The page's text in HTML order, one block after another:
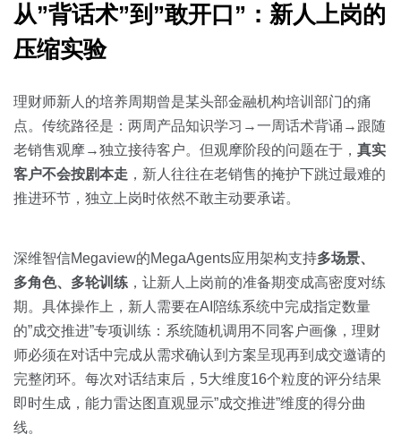
从”背话术”到”敢开口”：新人上岗的
压缩实验
理财师新人的培养周期曾是某头部金融机构培训部门的痛
点。传统路径是：两周产品知识学习→一周话术背诵→跟随
老销售观摩→独立接待客户。但观摩阶段的问题在于， 真实
客户不会按剧本走 ，新人往往在老销售的掩护下跳过最难的
推进环节，独立上岗时依然不敢主动要承诺。
深维智信Megaview的MegaAgents应用架构支持多场景、
多角色、多轮训练 ，让新人上岗前的准备期变成高密度对练
期。具体操作上，新人需要在AI陪练系统中完成指定数量
的”成交推进”专项训练：系统随机调用不同客户画像，理财
师必须在对话中完成从需求确认到方案呈现再到成交邀请的
完整闭环。每次对话结束后，5大维度16个粒度的评分结果
即时生成，能力雷达图直观显示”成交推进”维度的得分曲
线。